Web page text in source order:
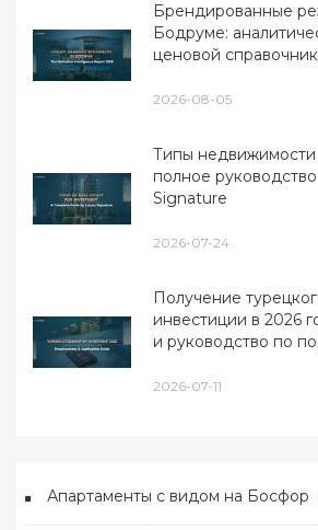
Брендированные
Бодруме:
ценовой
2026-08-05
Типы недвижимости
полное
Signature
2026-07-24
Получение
инвестиции в 2026
и руководство по
2026-07-11
Апартаменты с видом на Босфор